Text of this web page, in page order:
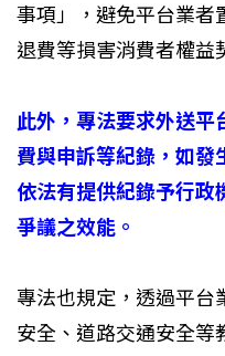
事項」，避免平台業者
退費等損害消費者權益
此外，專法要求外送平
費與申訴等紀錄，如發
依法有提供紀錄予行政
爭議之效能。
專法也規定，透過平台
安全、道路交通安全等